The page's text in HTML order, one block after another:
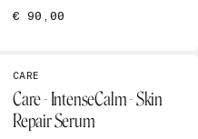
€ 90,00
CARE
Care - IntenseCalm - Skin
Repair Serum